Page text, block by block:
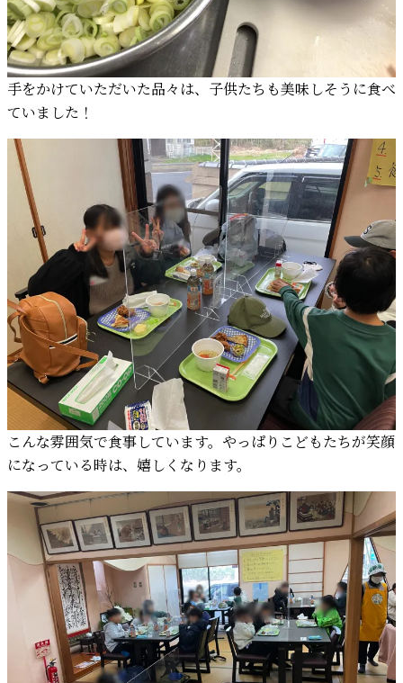
手をかけていただいた品々は、子供たちも美味しそうに食べ
ていました！
こんな雰囲気で食事しています。やっぱりこどもたちが笑顔
になっている時は、嬉しくなります。